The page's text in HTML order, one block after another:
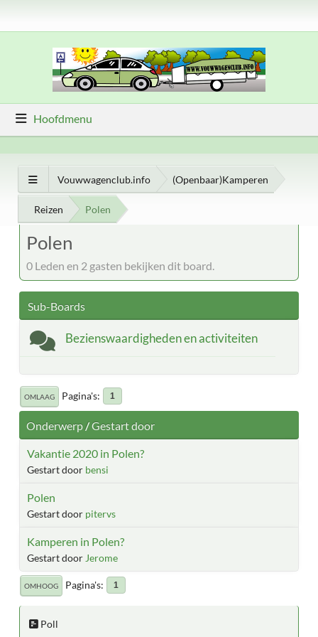
Hoofdmenu
Vouwwagenclub.info (Openbaar)Kamperen
Reizen Polen
Polen
0 Leden en 2 gasten bekijken dit board.
Sub-Boards
Bezienswaardigheden en activiteiten
OMLAAG Pagina's 1
Onderwerp/Gestart door
Vakantie 2020 in Polen?
Gestart door bensi
Polen
Gestart door pitervs
Kamperen in Polen?
Gestart door Jerome
OMHOOG Pagina's 1
Poll